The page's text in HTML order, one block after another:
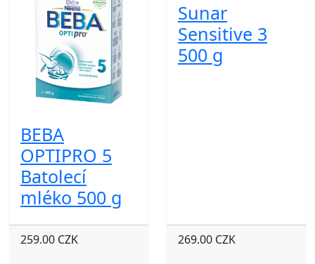
BEBA
OPTIPRO 5
Batolecí
mléko 500 g
259.00 CZK
Sunar
Sensitive 3
500 g
269.00 CZK